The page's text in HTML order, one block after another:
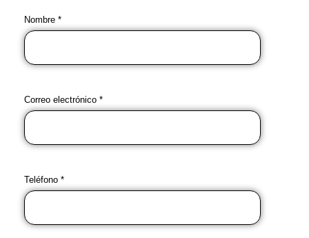
Nombre *
Correo electrónico *
Teléfono *